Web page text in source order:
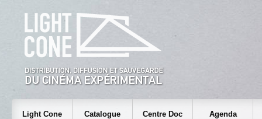
Light Cone Catalogue Centre Doc Agenda